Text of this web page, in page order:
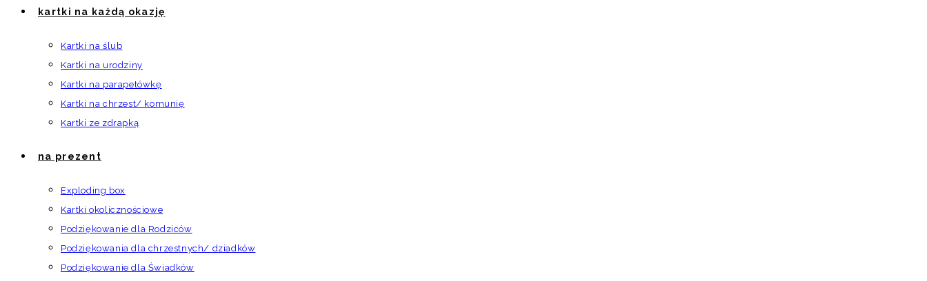
kartki na każdą okazję
Kartki na ślub
Kartki na urodziny
Kartki na parapetówkę
Kartki na chrzest/ komunię
Kartki ze zdrapką
na prezent
Exploding box
Kartki okolicznościowe
Podziękowanie dla Rodziców
Podziękowania dla chrzestnych/ dziadków
Podziękowanie dla Świadków